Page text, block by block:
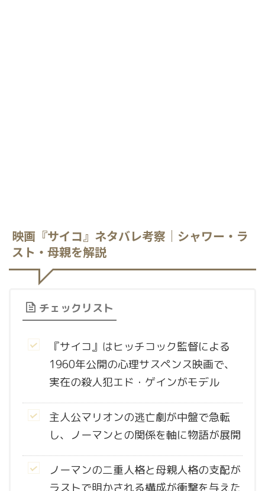
映画『サイコ』ネタバレ考察｜シャワー・ラ
スト・母親を解説
チェックリスト
『サイコ』はヒッチコック監督による
1960年公開の心理サスペンス映画で、
実在の殺人犯エド・ゲインがモデル
主人公マリオンの逃亡劇が中盤で急転
し、ノーマンとの関係を軸に物語が展開
ノーマンの二重人格と母親人格の支配が
ラストで明かされる構成が衝撃を与えた